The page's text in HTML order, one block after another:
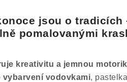
jsou o
pomalovanými
kreativitu a jemnou
vybarvení vodovkami,